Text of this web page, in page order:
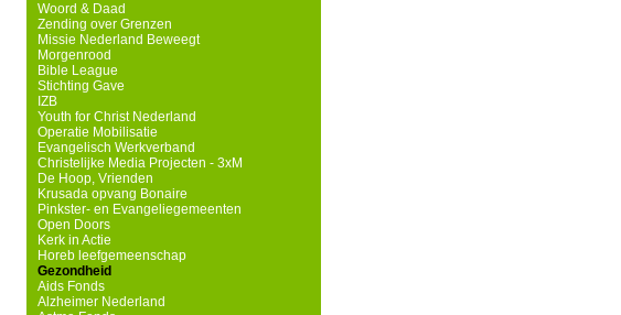
Woord & Daad
Zending over Grenzen
Missie Nederland Beweegt
Morgenrood
Bible League
Stichting Gave
IZB
Youth for Christ Nederland
Operatie Mobilisatie
Evangelisch Werkverband
Christelijke Media Projecten - 3xM
De Hoop, Vrienden
Krusada opvang Bonaire
Pinkster- en Evangeliegemeenten
Open Doors
Kerk in Actie
Horeb leefgemeenschap
Gezondheid
Aids Fonds
Alzheimer Nederland